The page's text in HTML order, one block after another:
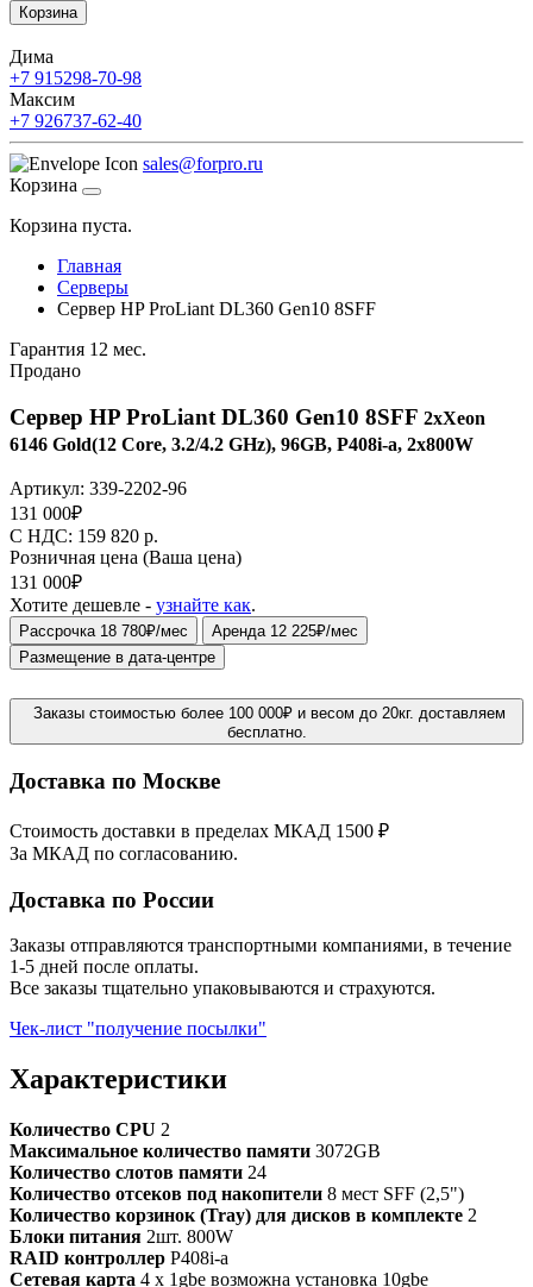
Корзина
Дима
+7 915298-70-98
Максим
+7 926737-62-40
sales@forpro.ru
Корзина
Корзина пуста.
Главная
Серверы
Сервер HP ProLiant DL360 Gen10 8SFF
Гарантия 12 мес.
Продано
Сервер HP ProLiant DL360 Gen10 8SFF 2xXeon
6146 Gold(12 Core, 3.2/4.2 GHz), 96GB, P408i-a, 2x800W
Артикул: 339-2202-96
131 000₽
C НДС: 159 820 р.
Розничная цена (Ваша цена)
131 000₽
Хотите дешевле - узнайте как.
Рассрочка 18 780₽/мес
Аренда 12 225₽/мес
Размещение в дата-центре
Заказы стоимостью более 100 000₽ и весом до 20кг. доставляем
бесплатно.
Доставка по Москве
Стоимость доставки в пределах МКАД 1500 ₽
За МКАД по согласованию.
Доставка по России
Заказы отправляются транспортными компаниями, в течение
1-5 дней после оплаты.
Все заказы тщательно упаковываются и страхуются.
Чек-лист "получение посылки"
Характеристики
Количество CPU 2
Максимальное количество памяти 3072GB
Количество слотов памяти 24
Количество отсеков под накопители 8 мест SFF (2,5")
Количество корзинок (Tray) для дисков в комплекте 2
Блоки питания 2шт. 800W
RAID контроллер P408i-a
Сетевая карта 4 x 1gbe возможна установка 10gbe